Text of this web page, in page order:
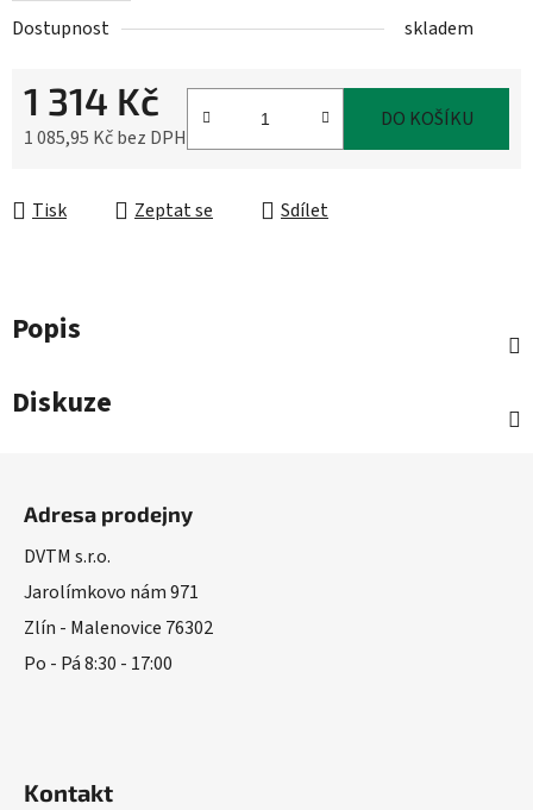
Dostupnost skladem
1 314 Kč
1 085,95 Kč bez DPH
DO KOŠÍKU
Tisk Zeptat se Sdílet
Popis
Diskuze
Adresa prodejny
DVTM s.r.o.
Jarolímkovo nám 971
Zlín - Malenovice 76302
Po - Pá 8:30 - 17:00
Kontakt